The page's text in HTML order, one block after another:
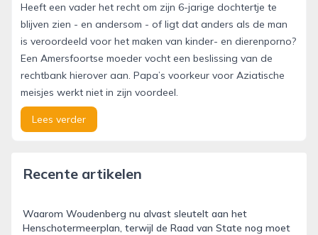
Heeft een vader het recht om zijn 6-jarige dochtertje te
blijven zien - en andersom - of ligt dat anders als de man
is veroordeeld voor het maken van kinder- en dierenporno?
Een Amersfoortse moeder vocht een beslissing van de
rechtbank hierover aan. Papa’s voorkeur voor Aziatische
meisjes werkt niet in zijn voordeel.
Lees verder
Recente artikelen
Waarom Woudenberg nu alvast sleutelt aan het
Henschotermeerplan, terwijl de Raad van State nog moet